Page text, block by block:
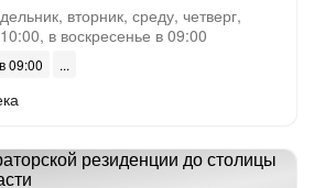
вторник, среду, четверг,
в воскресенье в 09:00
09:00